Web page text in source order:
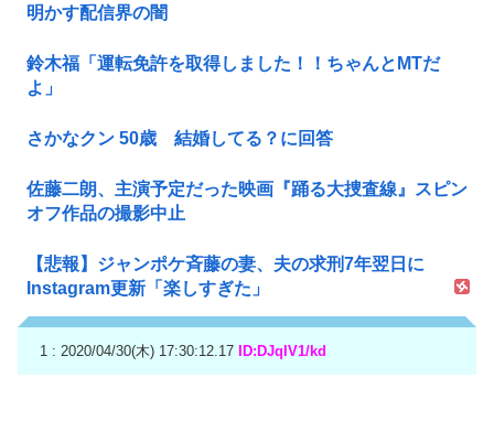
明かす配信界の闇
鈴木福「運転免許を取得しました！！ちゃんとMTだ
よ」
さかなクン 50歳 結婚してる？に回答
佐藤二朗、主演予定だった映画『踊る大捜査線』スピン
オフ作品の撮影中止
【悲報】ジャンポケ斉藤の妻、夫の求刑7年翌日に
Instagram更新「楽しすぎた」
1 : 2020/04/30(木) 17:30:12.17 ID:DJqIV1/kd